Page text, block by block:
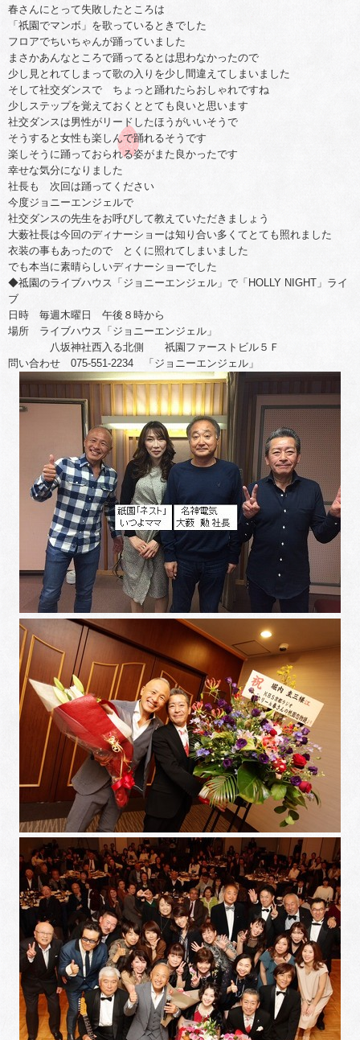
春さんにとって失敗したところは
「祇園でマンボ」を歌っているときでした
フロアでちいちゃんが踊っていました
まさかあんなところで踊ってるとは思わなかったので
少し見とれてしまって歌の入りを少し間違えてしまいました
そして社交ダンスで ちょっと踊れたらおしゃれですね
少しステップを覚えておくととても良いと思います
社交ダンスは男性がリードしたほうがいいそうで
そうすると女性も楽しんで踊れるそうです
楽しそうに踊っておられる姿がまた良かったです
幸せな気分になりました
社長も 次回は踊ってください
今度ジョニーエンジェルで
社交ダンスの先生をお呼びして教えていただきましょう
大薮社長は今回のディナーショーは知り合い多くてとても照れました
衣装の事もあったので とくに照れてしまいました
でも本当に素晴らしいディナーショーでした
◆祗園のライブハウス「ジョニーエンジェル」で「HOLLY NIGHT」ライ
ブ
日時 毎週木曜日 午後８時から
場所 ライブハウス「ジョニーエンジェル」
八坂神社西入る北側 祇園ファーストビル５Ｆ
問い合わせ 075-551-2234 「ジョニーエンジェル」